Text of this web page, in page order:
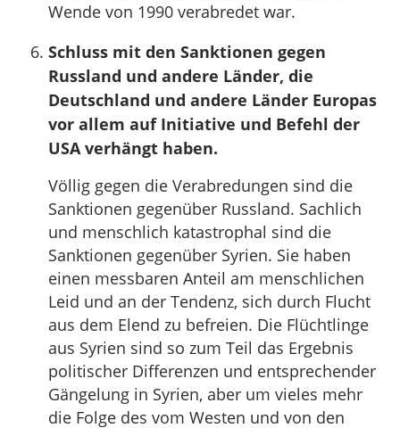
Wende von 1990 verabredet war.
Schluss mit den Sanktionen gegen
Russland und andere Länder, die
Deutschland und andere Länder Europas
vor allem auf Initiative und Befehl der
USA verhängt haben.
Völlig gegen die Verabredungen sind die
Sanktionen gegenüber Russland. Sachlich
und menschlich katastrophal sind die
Sanktionen gegenüber Syrien. Sie haben
einen messbaren Anteil am menschlichen
Leid und an der Tendenz, sich durch Flucht
aus dem Elend zu befreien. Die Flüchtlinge
aus Syrien sind so zum Teil das Ergebnis
politischer Differenzen und entsprechender
Gängelung in Syrien, aber um vieles mehr
die Folge des vom Westen und von den